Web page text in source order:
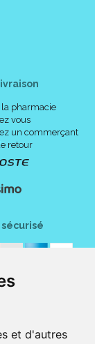
et d'autres
la pharmacie
vous
un commerçant
retour